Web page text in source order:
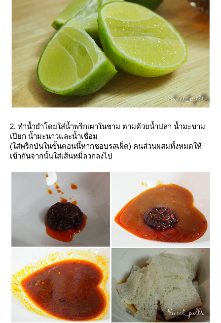
2. ทำน้ำยำโดยใส่น้ำพริกเผาในชาม ตามด้วยน้ำปลา น้ำมะขาม
เปียก น้ำมะนาวและน้ำเชื่อม
(ใส่พริกป่นในขั้นตอนนี้หากชอบรสเผ็ด) คนส่วนผสมทั้งหมดให้
เข้ากันจากนั้นใส่เส้นหมี่ลวกลงไป